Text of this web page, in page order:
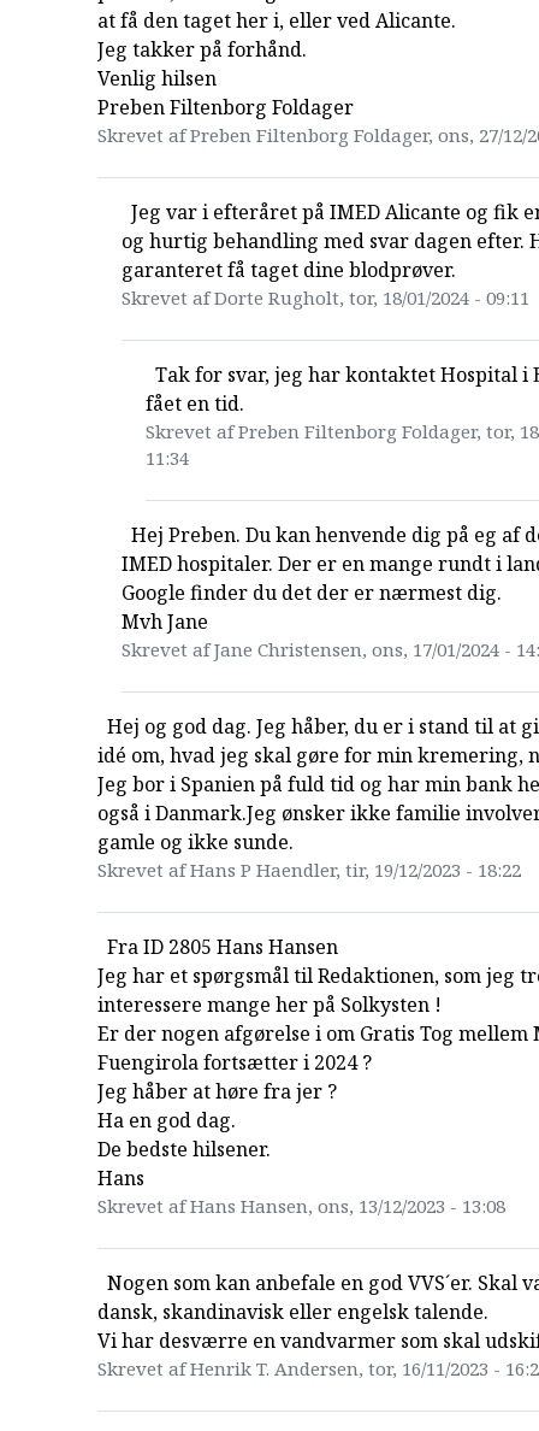
at få den taget her i, eller ved Alicante.
Jeg takker på forhånd.
Venlig hilsen
Preben Filtenborg Foldager
Skrevet af Preben Filtenborg Foldager, ons, 27/12/
Jeg var i efteråret på IMED Alicante og fik
og hurtig behandling med svar dagen efter.
garanteret få taget dine blodprøver.
Skrevet af Dorte Rugholt, tor, 18/01/2024 - 09:11
Tak for svar, jeg har kontaktet Hospital i
fået en tid.
Skrevet af Preben Filtenborg Foldager, tor,
11:34
Hej Preben. Du kan henvende dig på eg af
IMED hospitaler. Der er en mange rundt i
Google finder du det der er nærmest dig.
Mvh Jane
Skrevet af Jane Christensen, ons, 17/01/2024 -
Hej og god dag. Jeg håber, du er i stand til at
idé om, hvad jeg skal gøre for min kremering,
Jeg bor i Spanien på fuld tid og har min bank
også i Danmark.Jeg ønsker ikke familie
gamle og ikke sunde.
Skrevet af Hans P Haendler, tir, 19/12/2023 - 18:22
Fra ID 2805 Hans Hansen
Jeg har et spørgsmål til Redaktionen, som jeg
interessere mange her på Solkysten !
Er der nogen afgørelse i om Gratis Tog mellem
Fuengirola fortsætter i 2024 ?
Jeg håber at høre fra jer ?
Ha en god dag.
De bedste hilsener.
Hans
Skrevet af Hans Hansen, ons, 13/12/2023 - 13:08
Nogen som kan anbefale en god VVS´er. Skal
dansk, skandinavisk eller engelsk talende.
Vi har desværre en vandvarmer som skal
Skrevet af Henrik T. Andersen, tor, 16/11/2023 -